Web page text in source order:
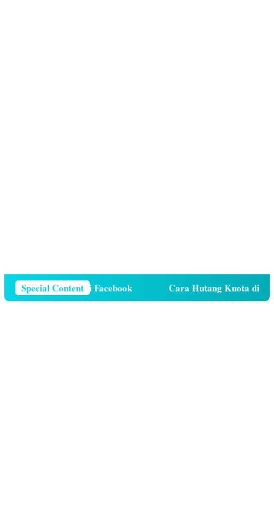
Special Content
Telepon Di Facebook Cara Hutang Kuota di Telkomsel